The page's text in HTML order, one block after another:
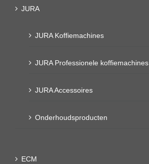
JURA
JURA Koffiemachines
JURA Professionele koffiemachines
JURA Accessoires
Onderhoudsproducten
ECM